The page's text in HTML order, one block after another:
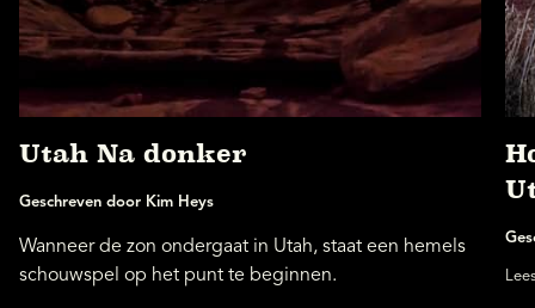
Utah Na donker
Geschreven door Kim Heys
Wanneer de zon ondergaat in Utah, staat een hemels
schouwspel op het punt te beginnen.